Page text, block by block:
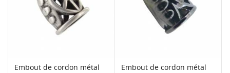
Embout de cordon métal Embout de cordon métal